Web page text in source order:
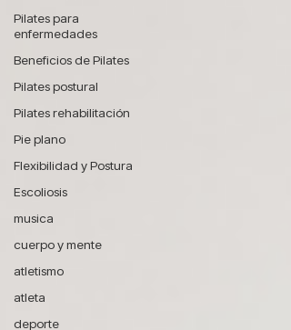
Pilates para
enfermedades
Beneficios de Pilates
Pilates postural
Pilates rehabilitación
Pie plano
Flexibilidad y Postura
Escoliosis
musica
cuerpo y mente
atletismo
atleta
deporte